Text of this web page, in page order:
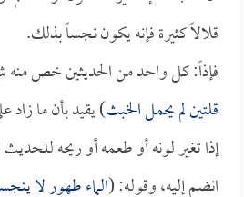
قلالاً كثيرة فإنه يكون نجساً بذلك.
فإذاً: كل واحد من الحديثين خص منه
قلتين لم يحمل الخبث) يقيد بأن ما زاد
إذا تغير لونه أو طعمه أو ريحه للحديث
انضم إليه، وقوله: (الماء طهور لا